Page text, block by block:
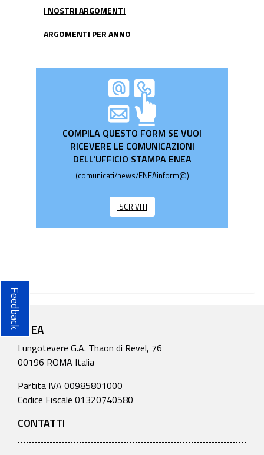
I NOSTRI ARGOMENTI
ARGOMENTI PER ANNO
COMPILA QUESTO FORM SE VUOI
RICEVERE LE COMUNICAZIONI
DELL'UFFICIO STAMPA ENEA
(comunicati/news/ENEAinform@)
ISCRIVITI
ENEA
Lungotevere G.A. Thaon di Revel, 76
00196 ROMA Italia
Partita IVA 00985801000
Codice Fiscale 01320740580
CONTATTI
Feedback